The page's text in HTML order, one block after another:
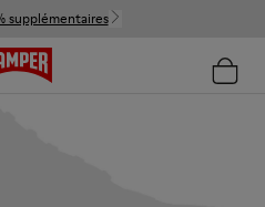
supplémentaires